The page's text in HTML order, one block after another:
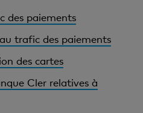
des paiements
trafic des paiements
des cartes
Cler relatives à